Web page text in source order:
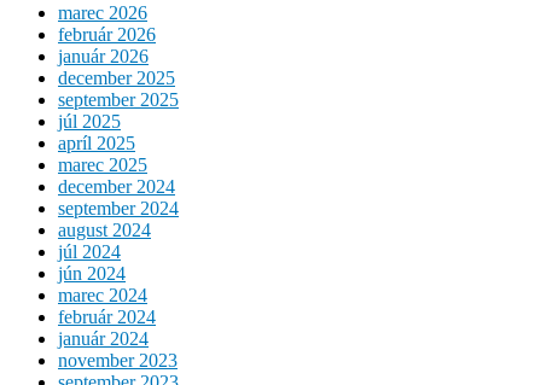
marec 2026
február 2026
január 2026
december 2025
september 2025
júl 2025
apríl 2025
marec 2025
december 2024
september 2024
august 2024
júl 2024
jún 2024
marec 2024
február 2024
január 2024
november 2023